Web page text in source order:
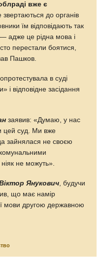
вже є
до органів
їм відповідають так
— адже це рідна мова і
перестали боятися,
Пашков.
в суді
і відповідне засідання
заявив: «Думаю, у нас
цей суд. Ми вже
зайнялася не своєю
не можуть».
Янукович, будучи
що має намір
мови другою державною